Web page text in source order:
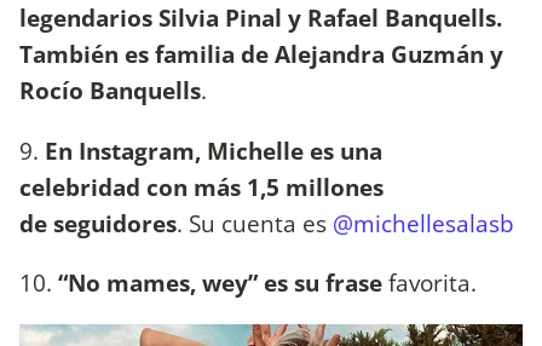
legendarios Silvia Pinal y Rafael Banquells.
También es familia de Alejandra Guzmán y
Rocío Banquells.
9. En Instagram, Michelle es una
celebridad con más 1,5 millones
de seguidores. Su cuenta es @michellesalasb
10. “No mames, wey” es su frasefavorita.